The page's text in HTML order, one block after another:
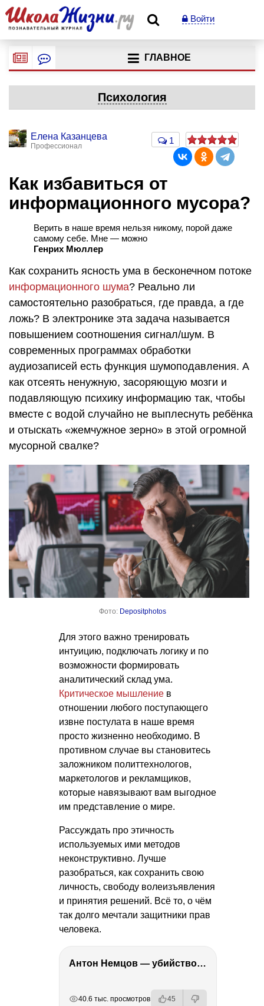
Войти
ГЛАВНОЕ
Психология
Елена Казанцева
Профессионал
1
Как избавиться от
информационного мусора?
Верить в наше время нельзя никому, порой даже
самому себе. Мне — можно
Генрих Мюллер
Как сохранить ясность ума в бесконечном потоке
информационного шума? Реально ли
самостоятельно разобраться, где правда, а где
ложь? В электронике эта задача называется
повышением соотношения сигнал/шум. В
современных программах обработки
аудиозаписей есть функция шумоподавления. А
как отсеять ненужную, засоряющую мозги и
подавляющую психику информацию так, чтобы
вместе с водой случайно не выплеснуть ребёнка
и отыскать «жемчужное зерно» в этой огромной
мусорной свалке?
Фото: Depositphotos
Для этого важно тренировать
интуицию, подключать логику и по
возможности формировать
аналитический склад ума.
Критическое мышление в
отношении любого поступающего
извне постулата в наше время
просто жизненно необходимо. В
противном случае вы становитесь
заложником политтехнологов,
маркетологов и рекламщиков,
которые навязывают вам выгодное
им представление о мире.
Рассуждать про этичность
используемых ими методов
неконструктивно. Лучше
разобраться, как сохранить свою
личность, свободу волеизъявления
и принятия решений. Всё то, о чём
так долго мечтали защитники прав
человека.
Антон Немцов — убийство Бориса Немцова, переезд в Дубай, семья и политика
40.6 тыс. просмотров 45